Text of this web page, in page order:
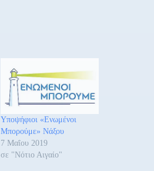
Υποψήφιοι «Ενωμένοι
Μπορούμε» Νάξου
7 Μαΐου 2019
σε "Νότιο Αιγαίο"